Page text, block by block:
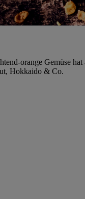
orange Gemüse
Hokkaido & Co.